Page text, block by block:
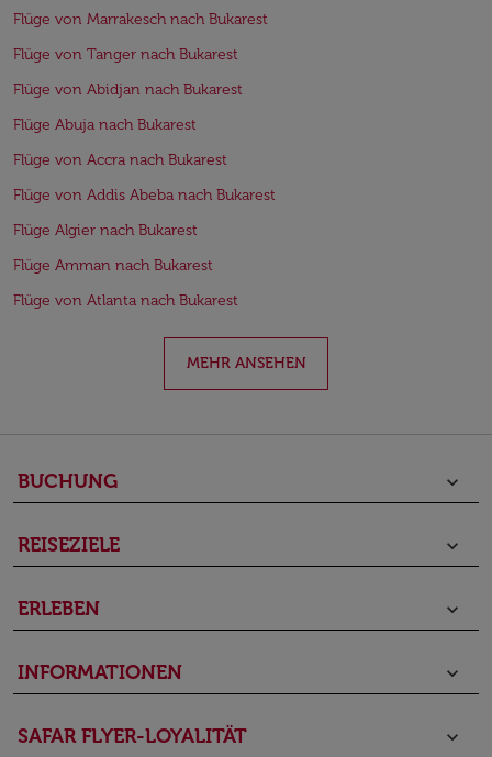
Flüge von Marrakesch nach Bukarest
Flüge von Tanger nach Bukarest
Flüge von Abidjan nach Bukarest
Flüge Abuja nach Bukarest
Flüge von Accra nach Bukarest
Flüge von Addis Abeba nach Bukarest
Flüge Algier nach Bukarest
Flüge Amman nach Bukarest
Flüge von Atlanta nach Bukarest
MEHR ANSEHEN
BUCHUNG keyboard_arrow_down
REISEZIELE keyboard_arrow_down
ERLEBEN keyboard_arrow_down
INFORMATIONEN keyboard_arrow_down
SAFAR FLYER-LOYALITÄT keyboard_arrow_down